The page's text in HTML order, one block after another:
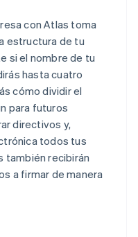
con Atlas toma
estructura de tu
si el nombre de tu
hasta cuatro
cómo dividir el
para futuros
directivos y,
todos tus
también recibirán
a firmar de manera